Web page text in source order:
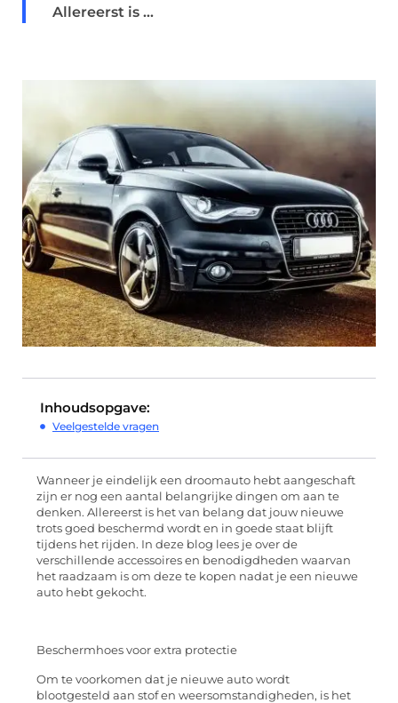
Allereerst is ...
Inhoudsopgave:
Veelgestelde vragen
Wanneer je eindelijk een droomauto hebt aangeschaft
zijn er nog een aantal belangrijke dingen om aan te
denken. Allereerst is het van belang dat jouw nieuwe
trots goed beschermd wordt en in goede staat blijft
tijdens het rijden. In deze blog lees je over de
verschillende accessoires en benodigdheden waarvan
het raadzaam is om deze te kopen nadat je een nieuwe
auto hebt gekocht.
Beschermhoes voor extra protectie
Om te voorkomen dat je nieuwe auto wordt
blootgesteld aan stof en weersomstandigheden, is het